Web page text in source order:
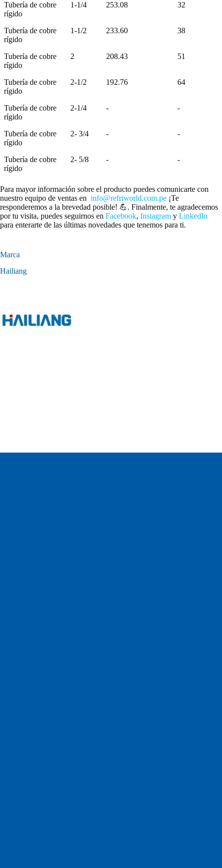
Tubería de cobre
rígido
1-1/4 253.08 32
Tubería de cobre
rígido
1-1/2 233.60 38
Tubería de cobre
rígido
2 208.43 51
Tubería de cobre
rígido
2-1/2 192.76 64
Tubería de cobre
rígido
2-1/4 - -
Tubería de cobre
rígido
2- 3/4 - -
Tubería de cobre
rígido
2- 5/8 - -
Para mayor información sobre el producto puedes comunicarte con
nuestro equipo de ventas en info@refriworld.com.pe ¡Te
responderemos a la brevedad posible! 💪. Finalmente, te agradecemos
por tu visita, puedes seguirnos en Facebook, Instagram y LinkedIn
para enterarte de las últimas novedades que tenemos para ti.
Marca
Hailiang